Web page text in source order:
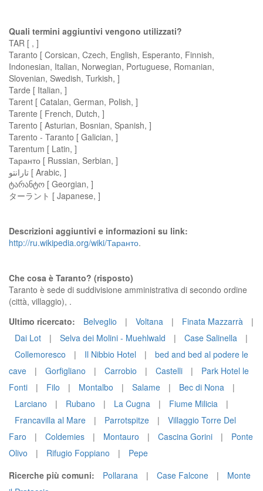
Quali termini aggiuntivi vengono utilizzati?
TAR [ , ]
Taranto [ Corsican, Czech, English, Esperanto, Finnish,
Indonesian, Italian, Norwegian, Portuguese, Romanian,
Slovenian, Swedish, Turkish, ]
Tarde [ Italian, ]
Tarent [ Catalan, German, Polish, ]
Tarente [ French, Dutch, ]
Tarento [ Asturian, Bosnian, Spanish, ]
Tarento - Taranto [ Galician, ]
Tarentum [ Latin, ]
Таранто [ Russian, Serbian, ]
تارانتو [ Arabic, ]
ტარანტო [ Georgian, ]
ターラント [ Japanese, ]
Descrizioni aggiuntivi e informazioni su link:
http://ru.wikipedia.org/wiki/Таранто.
Che cosa è Taranto? (risposto)
Taranto è sede di suddivisione amministrativa di secondo ordine
(città, villaggio), .
Ultimo ricercato:
Belveglio | Voltana | Finata Mazzarrà
|
Dai Lot
| Selva dei Molini - Muehlwald | Case Salinella
|
Collemoresco
| Il Nibbio Hotel |
bed and bed al podere le
cave
| Gorfigliano | Carrobio | Castelli |
Park Hotel le
Fonti
| Filo | Montalbo | Salame | Bec di Nona
|
Larciano
| Rubano | La Cugna | Fiume Milicia
|
Francavilla al Mare
| Parrotspitze |
Villaggio Torre Del
Faro
| Coldemies | Montauro | Cascina Gorini |
Ponte
Olivo
| Rifugio Foppiano |
Pepe
Ricerche più comuni:
Pollarana | Case Falcone |
Monte